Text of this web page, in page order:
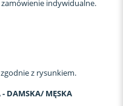
zamówienie indywidualne.
z rysunkiem.
DAMSKA/ MĘSKA